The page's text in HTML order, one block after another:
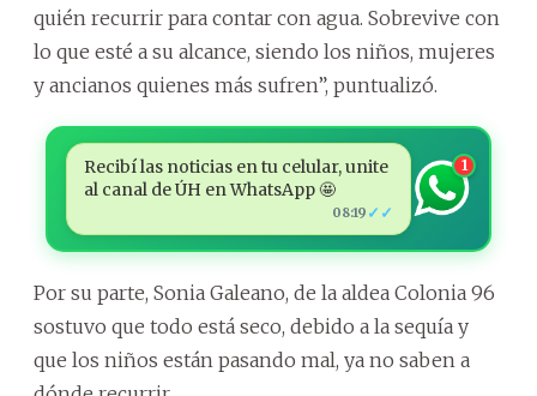
quién recurrir para contar con agua. Sobrevive con
lo que esté a su alcance, siendo los niños, mujeres
y ancianos quienes más sufren”, puntualizó.
Recibí las noticias en tu celular, unite
al canal de ÚH en WhatsApp 🤩
08:19 ✓✓
1
Por su parte, Sonia Galeano, de la aldea Colonia 96
sostuvo que todo está seco, debido a la sequía y
que los niños están pasando mal, ya no saben a